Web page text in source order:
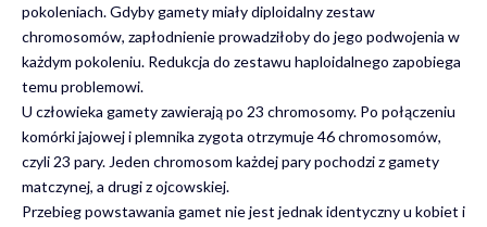
pokoleniach. Gdyby gamety miały diploidalny zestaw
chromosomów, zapłodnienie prowadziłoby do jego podwojenia w
każdym pokoleniu. Redukcja do zestawu haploidalnego zapobiega
temu problemowi.
U człowieka gamety zawierają po 23 chromosomy. Po połączeniu
komórki jajowej i plemnika zygota otrzymuje 46 chromosomów,
czyli 23 pary. Jeden chromosom każdej pary pochodzi z gamety
matczynej, a drugi z ojcowskiej.
Przebieg powstawania gamet nie jest jednak identyczny u kobiet i